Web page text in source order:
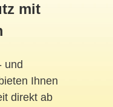
mit
und
Ihnen
direkt ab